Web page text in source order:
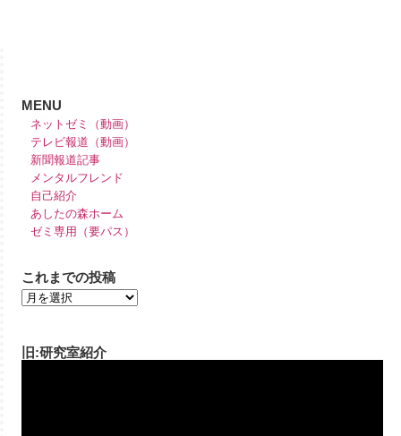
MENU
ネットゼミ（動画）
テレビ報道（動画）
新聞報道記事
メンタルフレンド
自己紹介
あしたの森ホーム
ゼミ専用（要パス）
これまでの投稿
旧:研究室紹介
動